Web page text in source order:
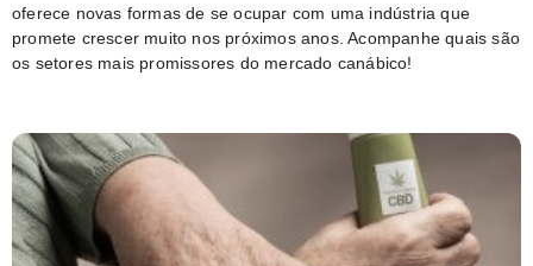
oferece novas formas de se ocupar com uma indústria que
promete crescer muito nos próximos anos. Acompanhe quais são
os setores mais promissores do mercado canábico!